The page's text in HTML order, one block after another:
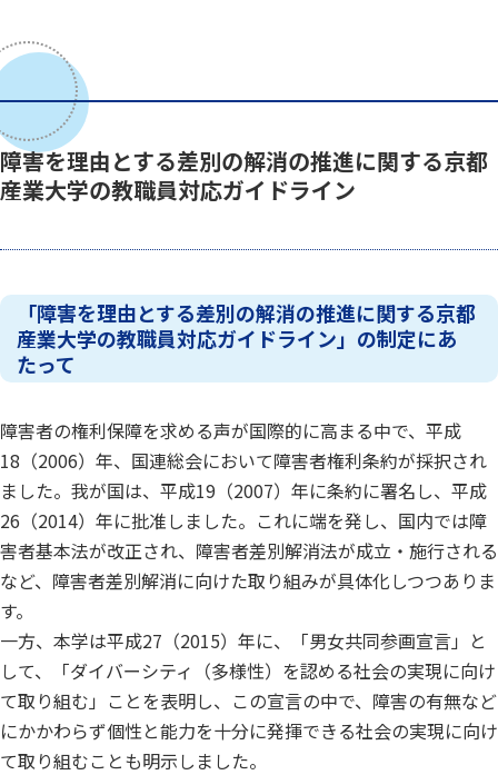
障害を理由とする差別の解消の推進に関する京都
産業大学の教職員対応ガイドライン
「障害を理由とする差別の解消の推進に関する京都
産業大学の教職員対応ガイドライン」の制定にあ
たって
障害者の権利保障を求める声が国際的に高まる中で、平成
18（2006）年、国連総会において障害者権利条約が採択され
ました。我が国は、平成19（2007）年に条約に署名し、平成
26（2014）年に批准しました。これに端を発し、国内では障
害者基本法が改正され、障害者差別解消法が成立・施行される
など、障害者差別解消に向けた取り組みが具体化しつつありま
す。
一方、本学は平成27（2015）年に、「男女共同参画宣言」と
して、「ダイバーシティ（多様性）を認める社会の実現に向け
て取り組む」ことを表明し、この宣言の中で、障害の有無など
にかかわらず個性と能力を十分に発揮できる社会の実現に向け
て取り組むことも明示しました。